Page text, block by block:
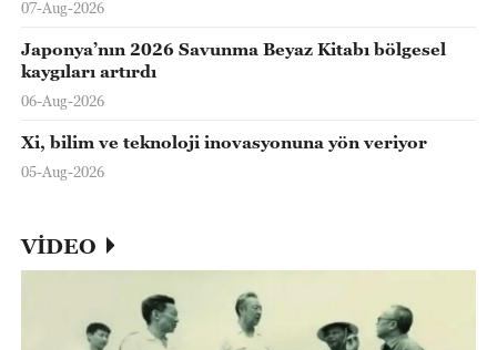
07-Aug-2026
Japonya’nın 2026 Savunma Beyaz Kitabı bölgesel
kaygıları artırdı
06-Aug-2026
Xi, bilim ve teknoloji inovasyonuna yön veriyor
05-Aug-2026
VİDEO